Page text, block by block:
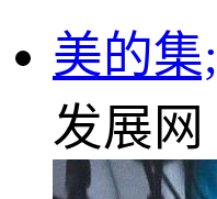
美的集
发展网